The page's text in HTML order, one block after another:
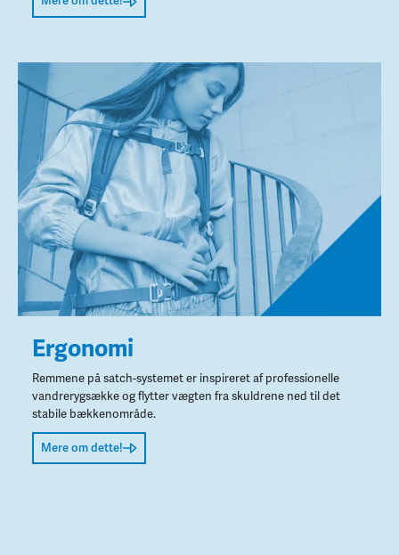
Ergonomi
Remmene på satch-systemet er inspireret af professionelle
vandrerygsække og flytter vægten fra skuldrene ned til det
stabile bækkenområde.
Mere om dette!